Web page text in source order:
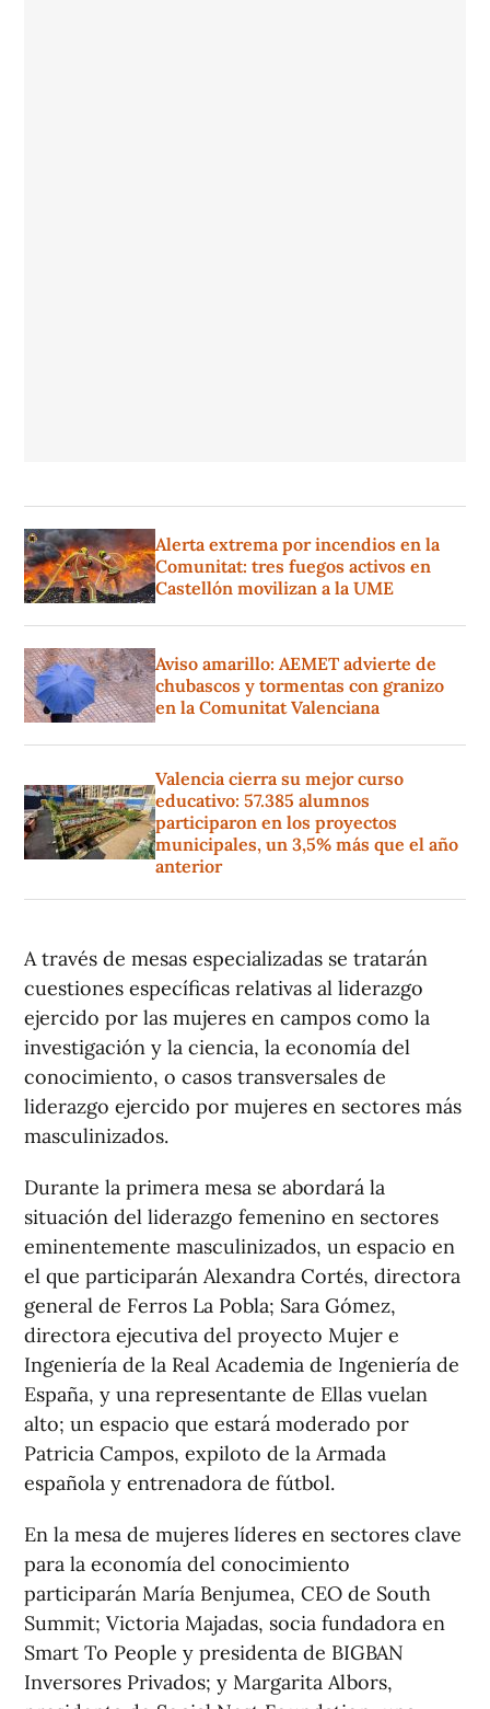
Alerta extrema por incendios en la
Comunitat: tres fuegos activos en
Castellón movilizan a la UME
Aviso amarillo: AEMET advierte de
chubascos y tormentas con granizo
en la Comunitat Valenciana
Valencia cierra su mejor curso
educativo: 57.385 alumnos
participaron en los proyectos
municipales, un 3,5% más que el año
anterior
A través de mesas especializadas se tratarán
cuestiones específicas relativas al liderazgo
ejercido por las mujeres en campos como la
investigación y la ciencia, la economía del
conocimiento, o casos transversales de
liderazgo ejercido por mujeres en sectores más
masculinizados.
Durante la primera mesa se abordará la
situación del liderazgo femenino en sectores
eminentemente masculinizados, un espacio en
el que participarán Alexandra Cortés, directora
general de Ferros La Pobla; Sara Gómez,
directora ejecutiva del proyecto Mujer e
Ingeniería de la Real Academia de Ingeniería de
España, y una representante de Ellas vuelan
alto; un espacio que estará moderado por
Patricia Campos, expiloto de la Armada
española​ y entrenadora de fútbol.
En la mesa de mujeres líderes en sectores clave
para la economía del conocimiento
participarán María Benjumea, CEO de South
Summit; Victoria Majadas, socia fundadora en
Smart To People y presidenta de BIGBAN
Inversores Privados; y Margarita Albors,